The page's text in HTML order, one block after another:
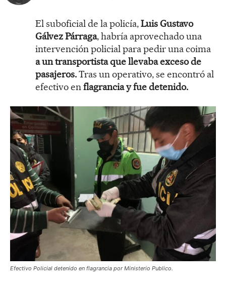
El suboficial de la policía,Luis Gustavo
Gálvez Párraga, habría aprovechado una
intervención policial para pedir una coima
a un transportista que llevaba exceso de
pasajeros.Tras un operativo, se encontró al
efectivo enflagrancia y fue detenido.
Efectivo Policial detenido en flagrancia por Ministerio Publico.